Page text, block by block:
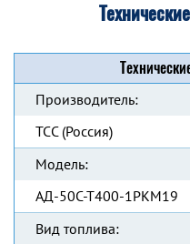
Производитель:
ТСС (Россия)
Модель:
АД-50С-Т400-1РКМ19
Вид топлива: